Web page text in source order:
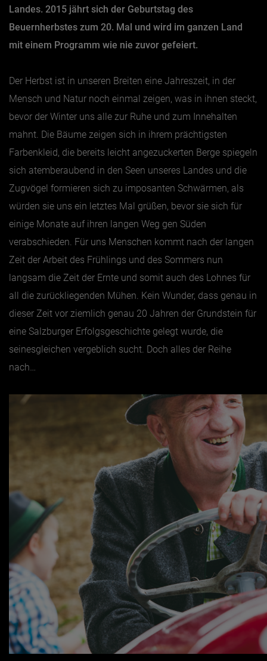
BEITRÄGE NACH MONAT
Jänner
Februar
März
April
Mai
Juni
September
Oktober
November
Dezember
Landes. 2015 jährt sich der Geburtstag des
Beuernherbstes zum 20. Mal und wird im ganzen Land
mit einem Programm wie nie zuvor gefeiert.
Der Herbst ist in unseren Breiten eine Jahreszeit, in der
Mensch und Natur noch einmal zeigen, was in ihnen steckt,
bevor der Winter uns alle zur Ruhe und zum Innehalten
mahnt. Die Bäume zeigen sich in ihrem prächtigsten
Farbenkleid, die bereits leicht angezuckerten Berge spiegeln
sich atemberaubend in den Seen unseres Landes und die
Zugvögel formieren sich zu imposanten Schwärmen, als
würden sie uns ein letztes Mal grüßen, bevor sie sich für
einige Monate auf ihren langen Weg gen Süden
verabschieden. Für uns Menschen kommt nach der langen
Zeit der Arbeit des Frühlings und des Sommers nun
langsam die Zeit der Ernte und somit auch des Lohnes für
all die zurückliegenden Mühen. Kein Wunder, dass genau in
dieser Zeit vor ziemlich genau 20 Jahren der Grundstein für
eine Salzburger Erfolgsgeschichte gelegt wurde, die
seinesgleichen vergeblich sucht. Doch alles der Reihe
nach…